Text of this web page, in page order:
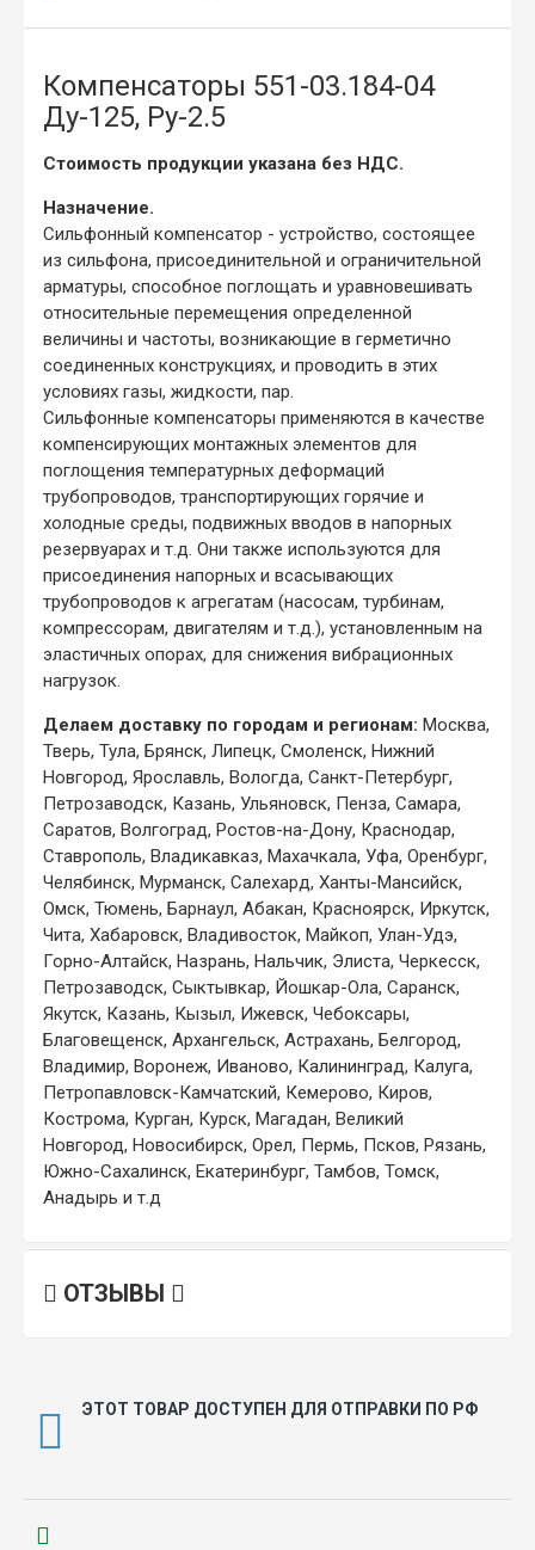
Компенсаторы 551-03.184-04
Ду-125, Ру-2.5
Стоимость продукции указана без НДС.
Назначение.
Сильфонный компенсатор - устройство, состоящее
из сильфона, присоединительной и ограничительной
арматуры, способное поглощать и уравновешивать
относительные перемещения определенной
величины и частоты, возникающие в герметично
соединенных конструкциях, и проводить в этих
условиях газы, жидкости, пар.
Сильфонные компенсаторы применяются в качестве
компенсирующих монтажных элементов для
поглощения температурных деформаций
трубопроводов, транспортирующих горячие и
холодные среды, подвижных вводов в напорных
резервуарах и т.д. Они также используются для
присоединения напорных и всасывающих
трубопроводов к агрегатам (насосам, турбинам,
компрессорам, двигателям и т.д.), установленным на
эластичных опорах, для снижения вибрационных
нагрузок.
Делаем доставку по городам и регионам: Москва,
Тверь, Тула, Брянск, Липецк, Смоленск, Нижний
Новгород, Ярославль, Вологда, Санкт-Петербург,
Петрозаводск, Казань, Ульяновск, Пенза, Самара,
Саратов, Волгоград, Ростов-на-Дону, Краснодар,
Ставрополь, Владикавказ, Махачкала, Уфа, Оренбург,
Челябинск, Мурманск, Салехард, Ханты-Мансийск,
Омск, Тюмень, Барнаул, Абакан, Красноярск, Иркутск,
Чита, Хабаровск, Владивосток, Майкоп, Улан-Удэ,
Горно-Алтайск, Назрань, Нальчик, Элиста, Черкесск,
Петрозаводск, Сыктывкар, Йошкар-Ола, Саранск,
Якутск, Казань, Кызыл, Ижевск, Чебоксары,
Благовещенск, Архангельск, Астрахань, Белгород,
Владимир, Воронеж, Иваново, Калининград, Калуга,
Петропавловск-Камчатский, Кемерово, Киров,
Кострома, Курган, Курск, Магадан, Великий
Новгород, Новосибирск, Орел, Пермь, Псков, Рязань,
Южно-Сахалинск, Екатеринбург, Тамбов, Томск,
Анадырь и т.д
ОТЗЫВЫ
ЭТОТ ТОВАР ДОСТУПЕН ДЛЯ ОТПРАВКИ ПО РФ